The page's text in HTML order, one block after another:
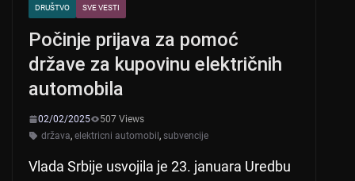
DRUŠTVO SVE VESTI
Počinje prijava za pomoć
države za kupovinu električnih
automobila
02/02/2025
507 Views
država, elektricni automobil, subvencije
Vlada Srbije usvojila je 23. januara Uredbu